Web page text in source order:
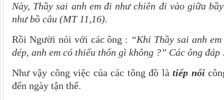
Này, Thầy sai anh em đi như chiên đi vào giữa
như bồ câu (MT 11,16).
Rồi Người nói với các ông : “Khi Thầy sai anh
dép, anh em có thiếu thốn gì không ?” Các ông
Như vậy công việc của các tông đồ làtiếp nối
đến ngày tận thế.